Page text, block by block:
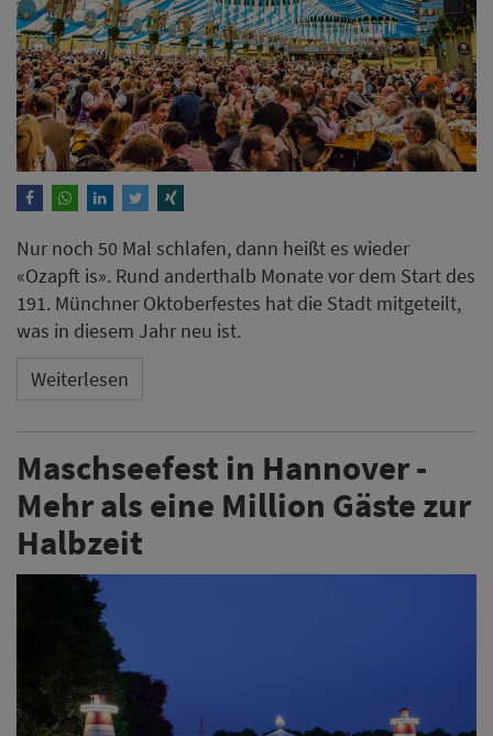
Nur noch 50 Mal schlafen, dann heißt es wieder
«Ozapft is». Rund anderthalb Monate vor dem Start des
191. Münchner Oktoberfestes hat die Stadt mitgeteilt,
was in diesem Jahr neu ist.
Weiterlesen
Maschseefest in Hannover -
Mehr als eine Million Gäste zur
Halbzeit